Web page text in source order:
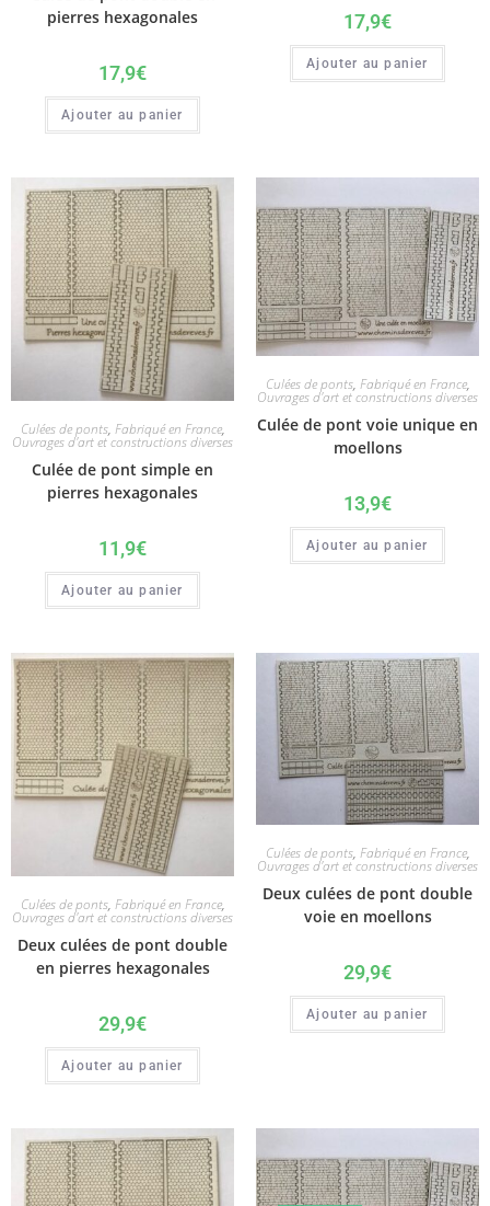
pierres hexagonales
17,9€
Ajouter au panier
17,9€
Ajouter au panier
Culées de ponts, Fabriqué en France,
Ouvrages d'art et constructions diverses
Culée de pont simple en
pierres hexagonales
11,9€
Ajouter au panier
Culées de ponts, Fabriqué en France,
Ouvrages d'art et constructions diverses
Culée de pont voie unique en
moellons
13,9€
Ajouter au panier
Culées de ponts, Fabriqué en France,
Ouvrages d'art et constructions diverses
Deux culées de pont double
en pierres hexagonales
29,9€
Ajouter au panier
Culées de ponts, Fabriqué en France,
Ouvrages d'art et constructions diverses
Deux culées de pont double
voie en moellons
29,9€
Ajouter au panier